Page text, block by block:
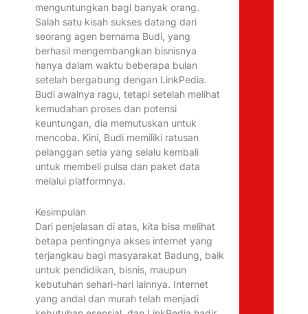
menguntungkan bagi banyak orang.
Salah satu kisah sukses datang dari
seorang agen bernama Budi, yang
berhasil mengembangkan bisnisnya
hanya dalam waktu beberapa bulan
setelah bergabung dengan LinkPedia.
Budi awalnya ragu, tetapi setelah melihat
kemudahan proses dan potensi
keuntungan, dia memutuskan untuk
mencoba. Kini, Budi memiliki ratusan
pelanggan setia yang selalu kembali
untuk membeli pulsa dan paket data
melalui platformnya.
Kesimpulan
Dari penjelasan di atas, kita bisa melihat
betapa pentingnya akses internet yang
terjangkau bagi masyarakat Badung, baik
untuk pendidikan, bisnis, maupun
kebutuhan sehari-hari lainnya. Internet
yang andal dan murah telah menjadi